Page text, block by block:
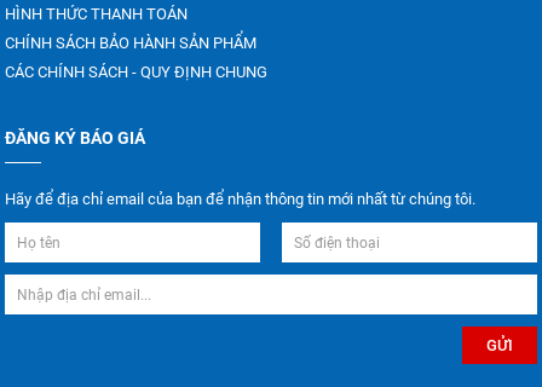
HÌNH THỨC THANH TOÁN
CHÍNH SÁCH BẢO HÀNH SẢN PHẨM
CÁC CHÍNH SÁCH - QUY ĐỊNH CHUNG
ĐĂNG KÝ BÁO GIÁ
Hãy để địa chỉ email của bạn để nhận thông tin mới nhất từ chúng tôi.